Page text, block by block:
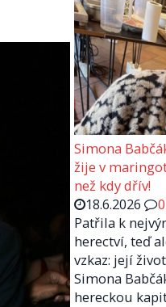
Simona
žije v
než kdy dřív!
18.6.2026
0
Patřila k
herectví, teď
vzkaz: její
Simona
hereckou